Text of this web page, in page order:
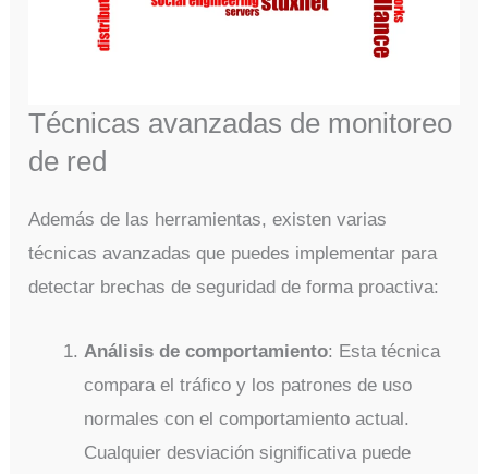
Técnicas avanzadas de monitoreo
de red
Además de las herramientas, existen varias
técnicas avanzadas que puedes implementar para
detectar brechas de seguridad de forma proactiva:
Análisis de comportamiento: Esta técnica
compara el tráfico y los patrones de uso
normales con el comportamiento actual.
Cualquier desviación significativa puede